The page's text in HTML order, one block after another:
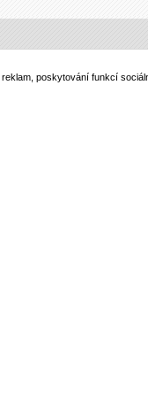
poskytování funkcí